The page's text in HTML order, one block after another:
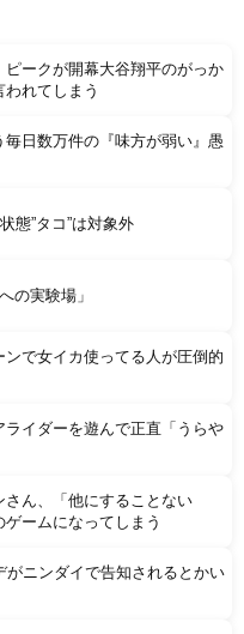
ピークが開幕大谷翔平のがっか
れてしまう
毎日数万件の『味方が弱い』愚
態”タコ”は対象外
の実験場」
ンで女イカ使ってる人が圧倒的
ライダーを遊んで正直「うらや
さん、「他にすることない
ームになってしまう
がニンダイで告知されるとかい